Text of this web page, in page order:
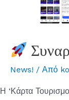
News! / Από
Η ‘Κάρτα